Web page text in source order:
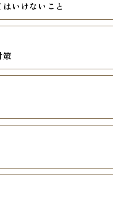
いけないこと
策